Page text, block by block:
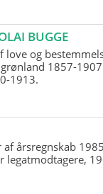
BUGGE
og
1857-
1913.
årsregnskab
legatmodtagere,